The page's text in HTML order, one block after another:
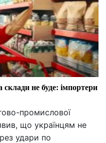
склади не буде: імпортери
промислової
що українцям не
удари по